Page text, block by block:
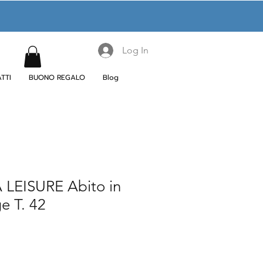
Log In
BUONO REGALO Blog
Abito in
T. 42